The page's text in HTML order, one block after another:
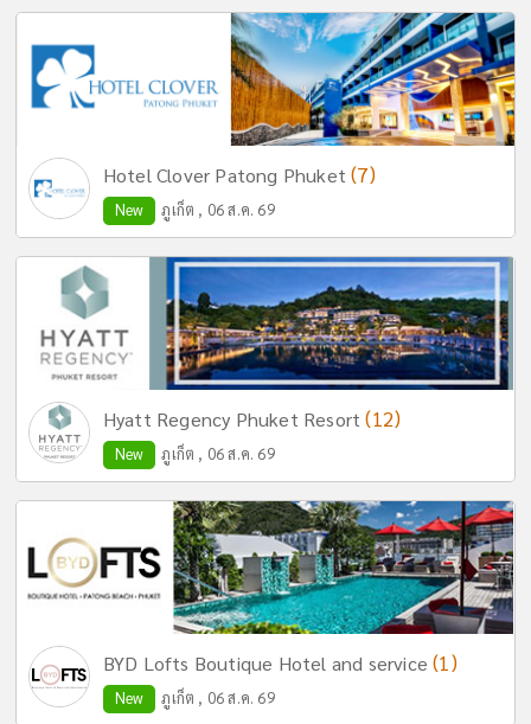
Hotel Clover Patong Phuket(7)
New ภูเก็ต , 06 ส.ค. 69
Hyatt Regency Phuket Resort(12)
New ภูเก็ต , 06 ส.ค. 69
BYD Lofts Boutique Hotel and service(1)
New ภูเก็ต , 06 ส.ค. 69